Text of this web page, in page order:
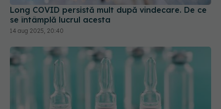
Long COVID persistă mult după vindecare. De ce
se întâmplă lucrul acesta
14 aug 2025, 20:40